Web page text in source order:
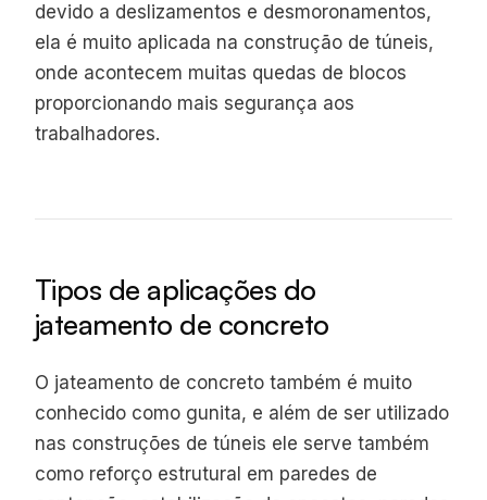
devido a deslizamentos e desmoronamentos,
ela é muito aplicada na construção de túneis,
onde acontecem muitas quedas de blocos
proporcionando mais segurança aos
trabalhadores.
Tipos de aplicações do
jateamento de concreto
O jateamento de concreto também é muito
conhecido como gunita, e além de ser utilizado
nas construções de túneis ele serve também
como reforço estrutural em paredes de